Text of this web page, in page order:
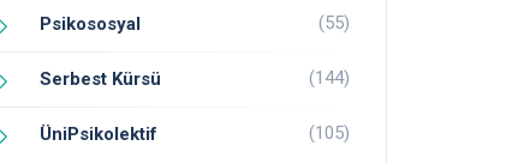
Psikososyal (55)
Serbest Kürsü (144)
ÜniPsikolektif (105)